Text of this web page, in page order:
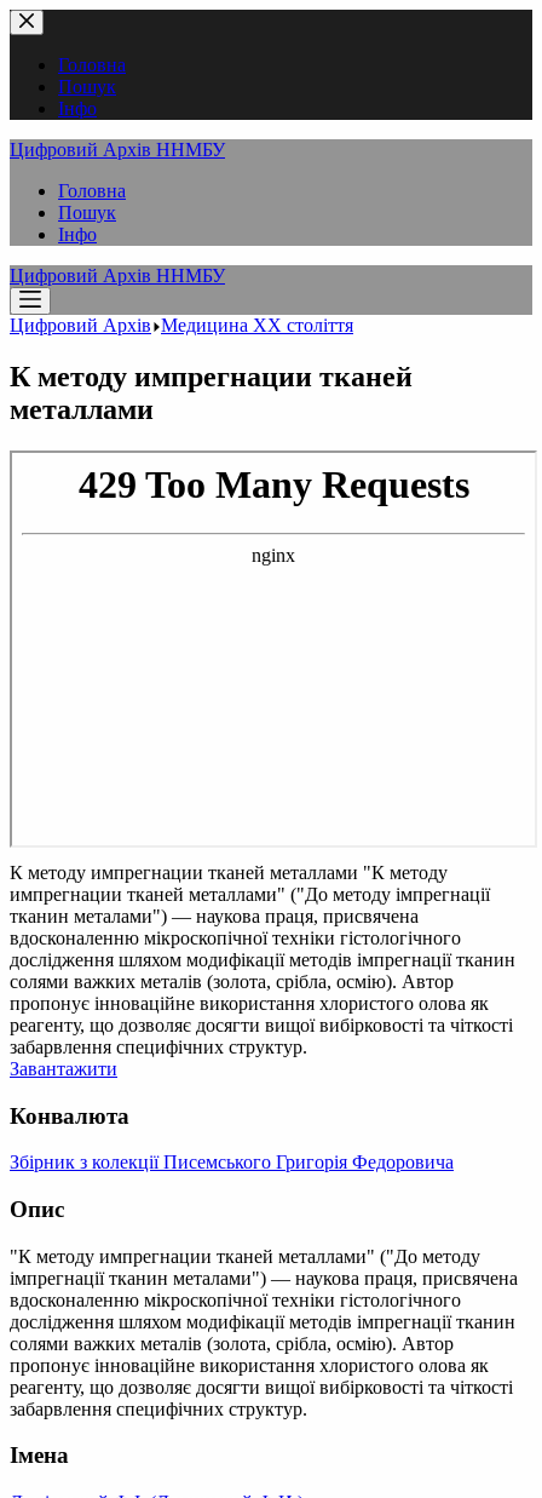
Перейти
до
вмістуГоловна
Пошук
Інфо
Цифровий Архів ННМБУ
Головна
Пошук
Інфо
Цифровий Архів ННМБУ
Цифровий Архів Медицина XX століття
К методу импрегнации тканей
металлами
К методу импрегнации тканей металлами "К методу
импрегнации тканей металлами" ("До методу імпрегнації
тканин металами") — наукова праця, присвячена
вдосконаленню мікроскопічної техніки гістологічного
дослідження шляхом модифікації методів імпрегнації тканин
солями важких металів (золота, срібла, осмію). Автор
пропонує інноваційне використання хлористого олова як
реагенту, що дозволяє досягти вищої вибірковості та чіткості
забарвлення специфічних структур.
Завантажити
Конвалюта
Збірник з колекції Писемського Григорія Федоровича
Опис
"К методу импрегнации тканей металлами" ("До методу
імпрегнації тканин металами") — наукова праця, присвячена
вдосконаленню мікроскопічної техніки гістологічного
дослідження шляхом модифікації методів імпрегнації тканин
солями важких металів (золота, срібла, осмію). Автор
пропонує інноваційне використання хлористого олова як
реагенту, що дозволяє досягти вищої вибірковості та чіткості
забарвлення специфічних структур.
Імена